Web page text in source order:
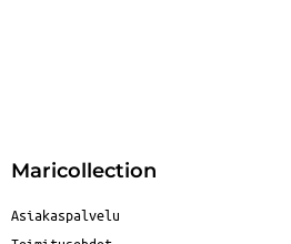
Maricollection
Asiakaspalvelu